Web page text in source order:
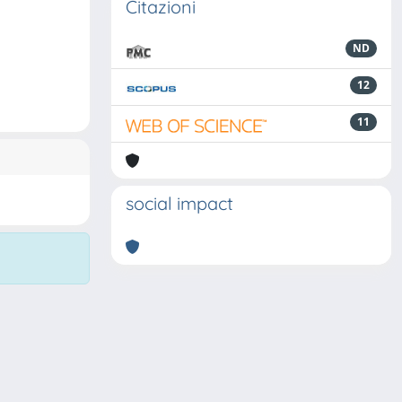
Citazioni
ND
12
11
social impact